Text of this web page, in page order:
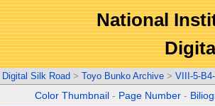
National
Digital Silk Road > Toyo Bunko Archive > VIII-5-
Color Thumbnail - Page Number -